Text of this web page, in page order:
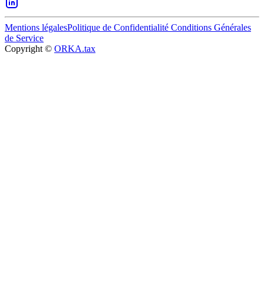
Mentions légalesPolitique de Confidentialité Conditions Générales
de Service
Copyright © ORKA.tax